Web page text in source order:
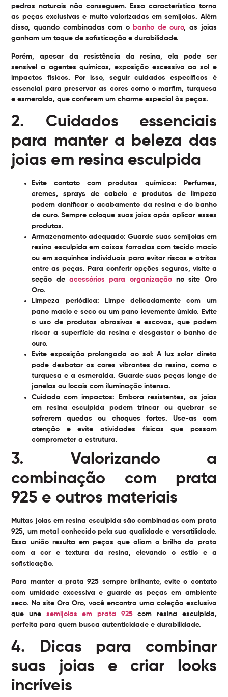
pedras naturais não conseguem. Essa característica torna
as peças exclusivas e muito valorizadas em semijoias. Além
disso, quando combinadas com o banho de ouro, as joias
ganham um toque de sofisticação e durabilidade.
Porém, apesar da resistência da resina, ela pode ser
sensível a agentes químicos, exposição excessiva ao sol e
impactos físicos. Por isso, seguir cuidados específicos é
essencial para preservar as cores como o marfim, turquesa
e esmeralda, que conferem um charme especial às peças.
2. Cuidados essenciais
para manter a beleza das
joias em resina esculpida
Evite contato com produtos químicos: Perfumes,
cremes, sprays de cabelo e produtos de limpeza
podem danificar o acabamento da resina e do banho
de ouro. Sempre coloque suas joias após aplicar esses
produtos.
Armazenamento adequado: Guarde suas semijoias em
resina esculpida em caixas forradas com tecido macio
ou em saquinhos individuais para evitar riscos e atritos
entre as peças. Para conferir opções seguras, visite a
seção deacessórios para organizaçãono site Oro
Oro.
Limpeza periódica: Limpe delicadamente com um
pano macio e seco ou um pano levemente úmido. Evite
o uso de produtos abrasivos e escovas, que podem
riscar a superfície da resina e desgastar o banho de
ouro.
Evite exposição prolongada ao sol: A luz solar direta
pode desbotar as cores vibrantes da resina, como o
turquesa e a esmeralda. Guarde suas peças longe de
janelas ou locais com iluminação intensa.
Cuidado com impactos:
Embora resistentes, as joias
em resina esculpida podem trincar ou quebrar se
sofrerem quedas ou choques fortes. Use-as com
atenção e evite atividades físicas que possam
comprometer a estrutura.
3. Valorizando a
combinação com prata
925 e outros materiais
Muitas joias em resina esculpida são combinadas com prata
925, um metal conhecido pela sua qualidade e versatilidade.
Essa união resulta em peças que aliam o brilho da prata
com a cor e textura da resina, elevando o estilo e a
sofisticação.
Para manter a prata 925 sempre brilhante, evite o contato
com umidade excessiva e guarde as peças em ambiente
seco. No site Oro Oro, você encontra uma coleção exclusiva
que une semijoias em prata 925com resina esculpida,
perfeita para quem busca autenticidade e durabilidade.
4. Dicas para combinar
suas joias e criar looks
incríveis